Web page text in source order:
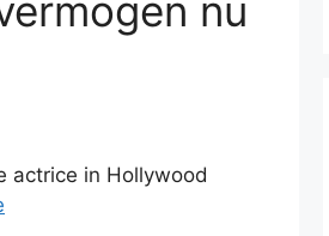
nu
actrice in Hollywood